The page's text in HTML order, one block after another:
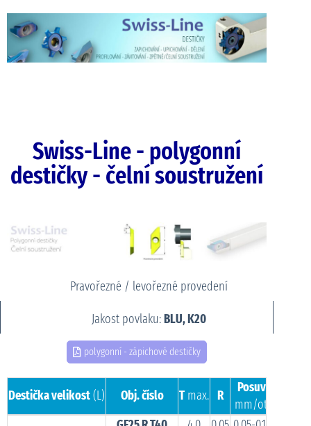
Swiss-Line - polygonní
destičky - čelní soustružení
Pravořezné / levořezné provedení
Jakost povlaku:BLU, K20
polygonní - zápichové destičky
Destička velikost(L) Obj. číslo T max. R
Posuv
mm/ot.